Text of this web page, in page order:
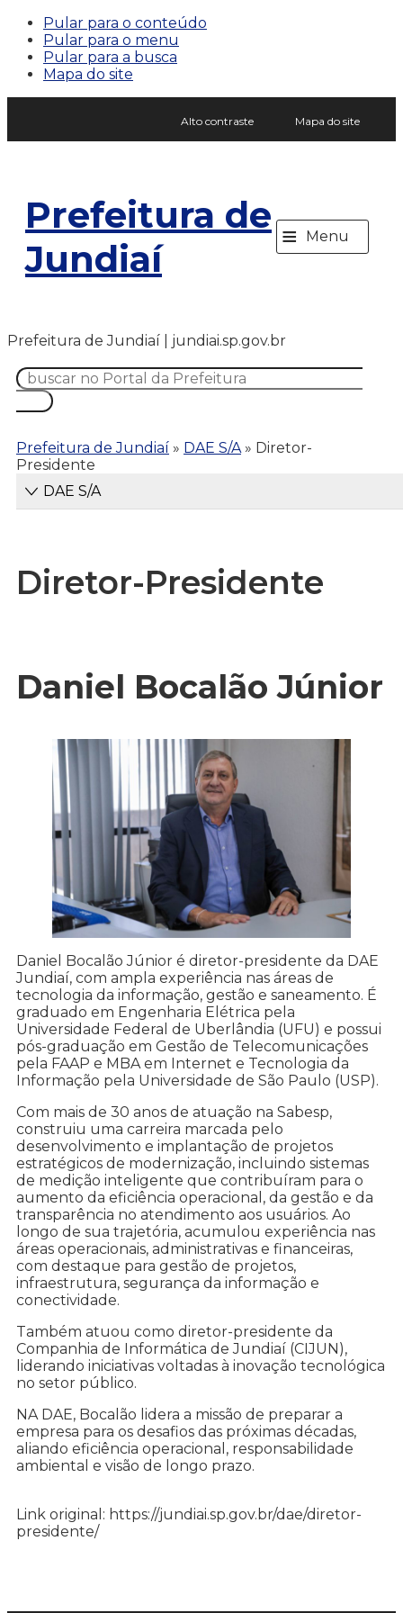
Pular para o conteúdo
Pular para o menu
Pular para a busca
Mapa do site
Alto contraste Mapa do site
Prefeitura de
Jundiaí
≡ Menu
Prefeitura de Jundiaí | jundiai.sp.gov.br
Prefeitura de Jundiaí » DAE S/A » Diretor-
Presidente
DAE S/A
Diretor-Presidente
Daniel Bocalão Júnior
Daniel Bocalão Júnior é diretor-presidente da DAE
Jundiaí, com ampla experiência nas áreas de
tecnologia da informação, gestão e saneamento. É
graduado em Engenharia Elétrica pela
Universidade Federal de Uberlândia (UFU) e possui
pós-graduação em Gestão de Telecomunicações
pela FAAP e MBA em Internet e Tecnologia da
Informação pela Universidade de São Paulo (USP).
Com mais de 30 anos de atuação na Sabesp,
construiu uma carreira marcada pelo
desenvolvimento e implantação de projetos
estratégicos de modernização, incluindo sistemas
de medição inteligente que contribuíram para o
aumento da eficiência operacional, da gestão e da
transparência no atendimento aos usuários. Ao
longo de sua trajetória, acumulou experiência nas
áreas operacionais, administrativas e financeiras,
com destaque para gestão de projetos,
infraestrutura, segurança da informação e
conectividade.
Também atuou como diretor-presidente da
Companhia de Informática de Jundiaí (CIJUN),
liderando iniciativas voltadas à inovação tecnológica
no setor público.
NA DAE, Bocalão lidera a missão de preparar a
empresa para os desafios das próximas décadas,
aliando eficiência operacional, responsabilidade
ambiental e visão de longo prazo.
Link original: https://jundiai.sp.gov.br/dae/diretor-
presidente/